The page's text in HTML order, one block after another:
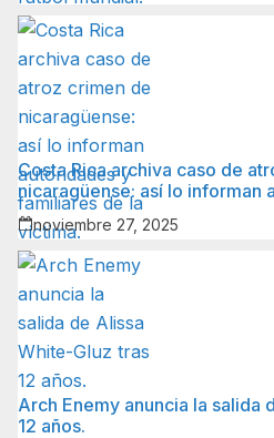
Costa Rica archiva caso de
nicaragüense: así lo informan
de la víctima.
noviembre 27, 2025
Arch Enemy anuncia la salida
12 años.